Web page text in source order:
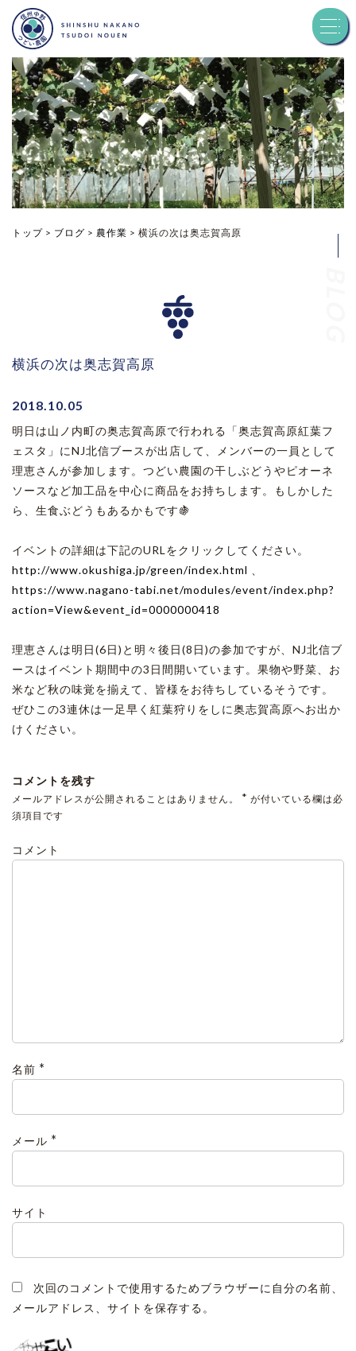
トップ
つどい農園について
品種紹介
お知らせ
お問い合わせ
トップ > ブログ > 農作業 > 横浜の次は奥志賀高原
横浜の次は奥志賀高原
2018.10.05
明日は山ノ内町の奥志賀高原で行われる「奥志賀高原紅葉フ
ェスタ」にNJ北信ブースが出店して、メンバーの一員として
理恵さんが参加します。つどい農園の干しぶどうやピオーネ
ソースなど加工品を中心に商品をお持ちします。もしかした
ら、生食ぶどうもあるかもです🍇
イベントの詳細は下記のURLをクリックしてください。
http://www.okushiga.jp/green/index.html
https://www.nagano-tabi.net/modules/event/index.php?
action=View&event_id=0000000418
理恵さんは明日(6日)と明々後日(8日)の参加ですが、NJ北信ブ
ースはイベント期間中の3日間開いています。果物や野菜、お
米など秋の味覚を揃えて、皆様をお待ちしているそうです。
ぜひこの3連休は一足早く紅葉狩りをしに奥志賀高原へお出か
けください。
コメントを残す
メールアドレスが公開されることはありません。 * が付いている欄は必
須項目です
コメント
名前 *
メール *
サイト
次回のコメントで使用するためブラウザーに自分の名前、
メールアドレス、サイトを保存する。